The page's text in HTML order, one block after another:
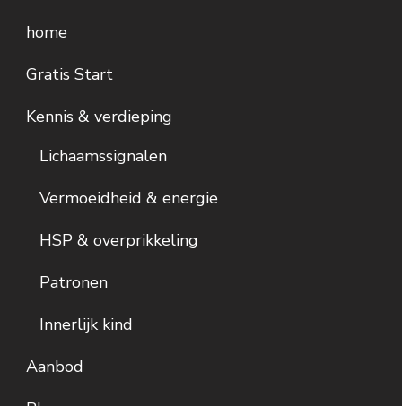
home
Gratis Start
Kennis & verdieping
Lichaamssignalen
Vermoeidheid & energie
HSP & overprikkeling
Patronen
Innerlijk kind
Aanbod